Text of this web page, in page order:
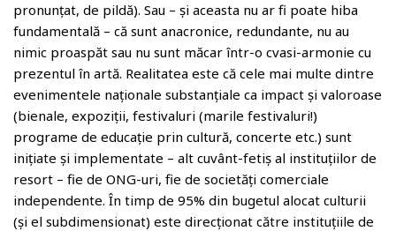
pronunțat, de pildă). Sau – și aceasta nu ar fi poate hiba
fundamentală – că sunt anacronice, redundante, nu au
nimic proaspăt sau nu sunt măcar într-o cvasi-armonie cu
prezentul în artă. Realitatea este că cele mai multe dintre
evenimentele naționale substanțiale ca impact și valoroase
(bienale, expoziții, festivaluri (marile festivaluri!)
programe de educație prin cultură, concerte etc.) sunt
inițiate și implementate – alt cuvânt-fetiș al instituțiilor de
resort – fie de ONG-uri, fie de societăți comerciale
independente. În timp de 95% din bugetul alocat culturii
(și el subdimensionat) este direcționat către instituțiile de